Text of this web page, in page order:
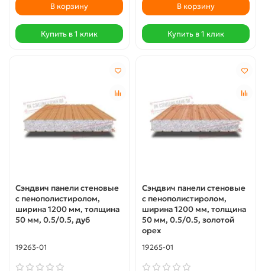
В корзину
Купить в 1 клик
В корзину
Купить в 1 клик
Сэндвич панели стеновые
с пенополистиролом,
ширина 1200 мм, толщина
50 мм, 0.5/0.5, дуб
19263-01
Сэндвич панели стеновые
с пенополистиролом,
ширина 1200 мм, толщина
50 мм, 0.5/0.5, золотой
орех
19265-01